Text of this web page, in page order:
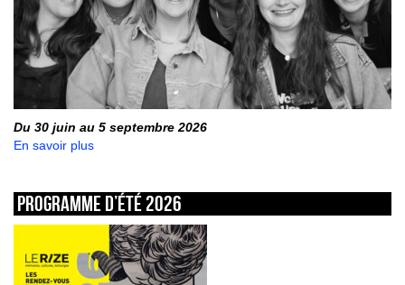
Du 30 juin au 5 septembre 2026
En savoir plus
Programme d’été 2026